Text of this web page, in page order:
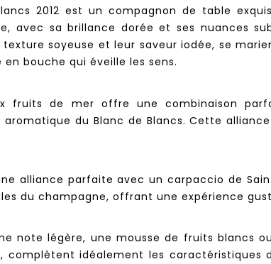
2012 est un compagnon de table
avec sa brillance dorée et ses nuances
soyeuse et leur saveur iodée, se
bouche qui éveille les sens.
de mer offre une combinaison
du Blanc de Blancs. Cette
alliance parfaite avec un carpaccio de
du champagne, offrant une expérience
note légère, une mousse de fruits blancs
idéalement les caractéristiques